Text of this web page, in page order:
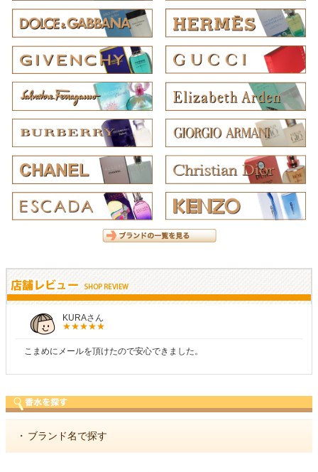
KURAさん
こまめにメールを頂けたので安心できました。
・ ブランド名で探す